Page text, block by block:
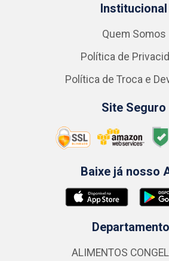
Institucional
Quem Somos
Política de
Política de Troca e
Site Seguro
Baixe já nosso
ALIMENTOS